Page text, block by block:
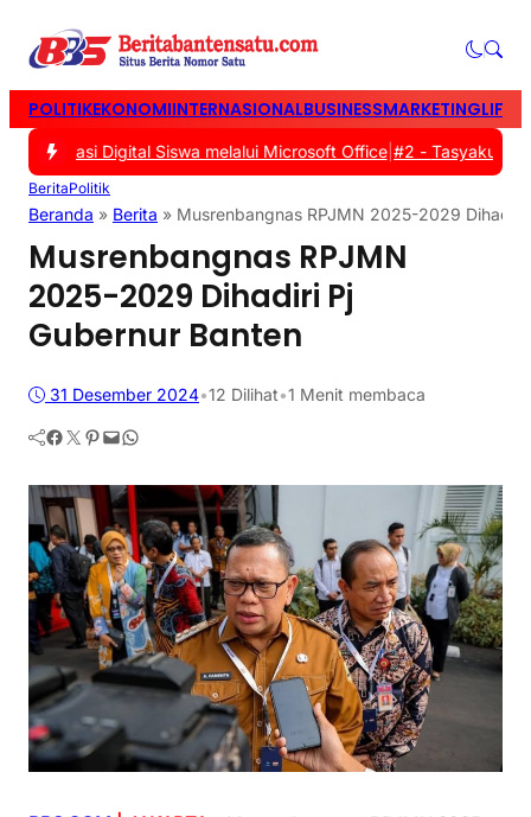
POLITIKEKONOMIINTERNASIONALBUSINESSMARKETING
Literasi Digital Siswa melalui Microsoft Office|#2 -Tasyakuran
BeritaPolitik
Beranda » Berita » Musrenbangnas RPJMN 2025-2029 Dihadiri
Musrenbangnas RPJMN
2025-2029 Dihadiri Pj
Gubernur Banten
31 Desember 2024•12 Dilihat•1 Menit membaca
Facebook Twitter Pinterest Mail WhatsApp